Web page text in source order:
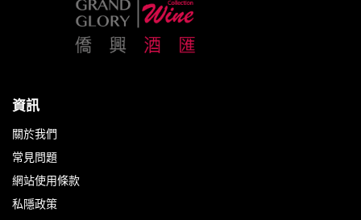
資訊
關於我們
常見問題
網站使用條款
私隱政策